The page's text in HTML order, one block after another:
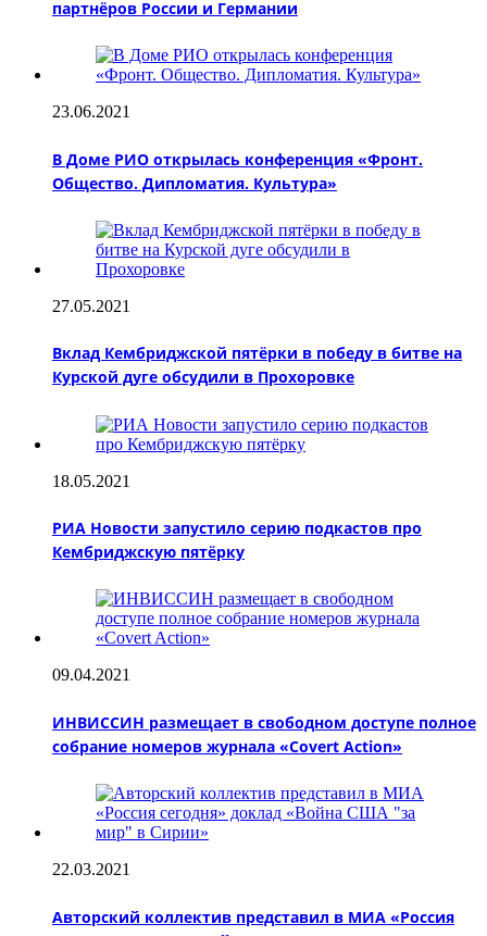
партнёров России и Германии
23.06.2021
В Доме РИО открылась конференция «Фронт.
Общество. Дипломатия. Культура»
27.05.2021
Вклад Кембриджской пятёрки в победу в битве на
Курской дуге обсудили в Прохоровке
18.05.2021
РИА Новости запустило серию подкастов про
Кембриджскую пятёрку
09.04.2021
ИНВИССИН размещает в свободном доступе полное
собрание номеров журнала «Covert Action»
22.03.2021
Авторский коллектив представил в МИА «Россия